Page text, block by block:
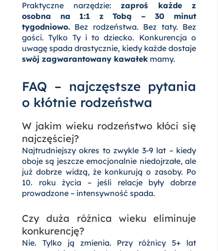
Praktyczne narzędzie: zaproś każde z
osobna na 1:1 z Tobą – 30 minut
tygodniowo. Bez rodzeństwa. Bez taty. Bez
gości. Tylko Ty i to dziecko. Konkurencja o
uwagę spada drastycznie, kiedy każde dostaje
swój zagwarantowany kawałek mamy.
FAQ – najczęstsze pytania
o kłótnie rodzeństwa
W jakim wieku rodzeństwo kłóci się
najczęściej?
Najtrudniejszy okres to zwykle 3-9 lat – kiedy
oboje są jeszcze emocjonalnie niedojrzałe, ale
już dobrze widzą, że konkurują o zasoby. Po
10. roku życia – jeśli relacje były dobrze
prowadzone – intensywność spada.
Czy duża różnica wieku eliminuje
konkurencję?
Nie. Tylko ją zmienia. Przy różnicy 5+ lat